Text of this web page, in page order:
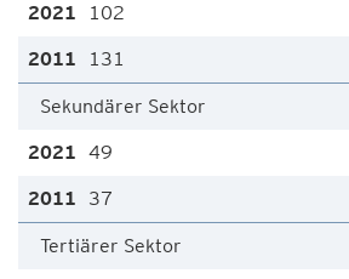
102
131
Sekundärer Sektor
49
37
Tertiärer Sektor